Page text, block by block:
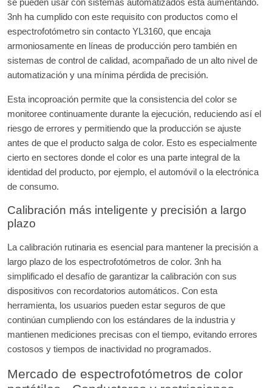
3nh ha cumplido con este requisito con productos como el
espectrofotómetro sin contacto YL3160, que encaja
armoniosamente en líneas de producción pero también en
sistemas de control de calidad, acompañado de un alto nivel de
automatización y una mínima pérdida de precisión.
Esta incoproación permite que la consistencia del color se
monitoree continuamente durante la ejecución, reduciendo así el
riesgo de errores y permitiendo que la producción se ajuste
antes de que el producto salga de color. Esto es especialmente
cierto en sectores donde el color es una parte integral de la
identidad del producto, por ejemplo, el automóvil o la electrónica
de consumo.
Calibración más inteligente y precisión a largo
plazo
La calibración rutinaria es esencial para mantener la precisión a
largo plazo de los espectrofotómetros de color. 3nh ha
simplificado el desafío de garantizar la calibración con sus
dispositivos con recordatorios automáticos. Con esta
herramienta, los usuarios pueden estar seguros de que
continúan cumpliendo con los estándares de la industria y
mantienen mediciones precisas con el tiempo, evitando errores
costosos y tiempos de inactividad no programados.
Mercado de espectrofotómetros de color